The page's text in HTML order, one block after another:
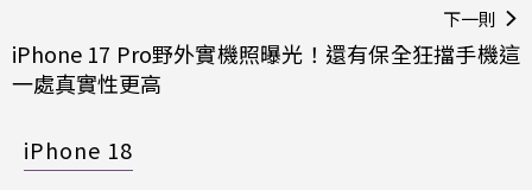
下一則
iPhone 17 Pro野外實機照曝光！還有保全狂擋手機這
一處真實性更高
iPhone 18